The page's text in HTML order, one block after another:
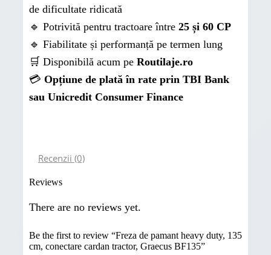
de dificultate ridicată
🔹 Potrivită pentru tractoare între 25 și 60 CP
🔹 Fiabilitate și performanță pe termen lung
🛒 Disponibilă acum pe Routilaje.ro
💳 Opțiune de plată în rate prin TBI Bank
sau Unicredit Consumer Finance
Recenzii (0)
Reviews
There are no reviews yet.
Be the first to review “Freza de pamant heavy duty, 135
cm, conectare cardan tractor, Graecus BF135”